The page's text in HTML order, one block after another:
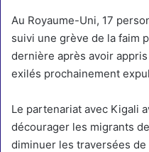
Au Royaume-Uni, 17
suivi une grève de la faim
dernière après avoir
exilés prochainement
Le partenariat avec Kigali
décourager les migrants
diminuer les traversées